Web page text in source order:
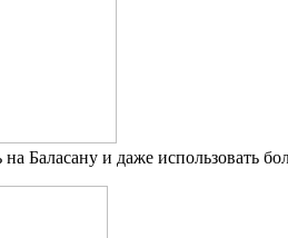
Баласану и даже использовать